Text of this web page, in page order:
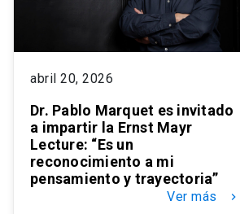
abril 20, 2026
Dr. Pablo Marquet es invitado
a impartir la Ernst Mayr
Lecture: “Es un
reconocimiento a mi
pensamiento y trayectoria”
Ver más keyboard_arrow_right